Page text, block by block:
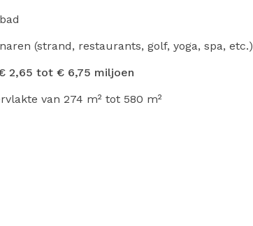
(strand, restaurants, golf, yoga, spa, etc.)
2,65 tot € 6,75 miljoen
van 274 m² tot 580 m²